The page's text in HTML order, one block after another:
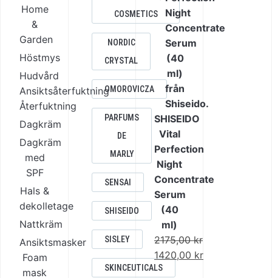
Home
&
Garden
Höstmys
Hudvård
Ansiktsåterfuktning
Återfuktning
Dagkräm
Dagkräm
med
SPF
Hals &
dekolletage
Nattkräm
Ansiktsmasker
Foam
mask
COSMETICS
NORDIC
CRYSTAL
OMOROVICZA
PARFUMS
DE
MARLY
SENSAI
SHISEIDO
SISLEY
SKINCEUTICALS
1005,00 kr.
SHISEIDO
Vital
Perfection
Night
Concentrate
Serum
(40
ml)
2175,00kr
Det
ursprungliga
1420,00 kr